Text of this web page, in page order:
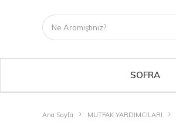
SOFRA
Ana Sayfa MUTFAK YARDIMCILARI